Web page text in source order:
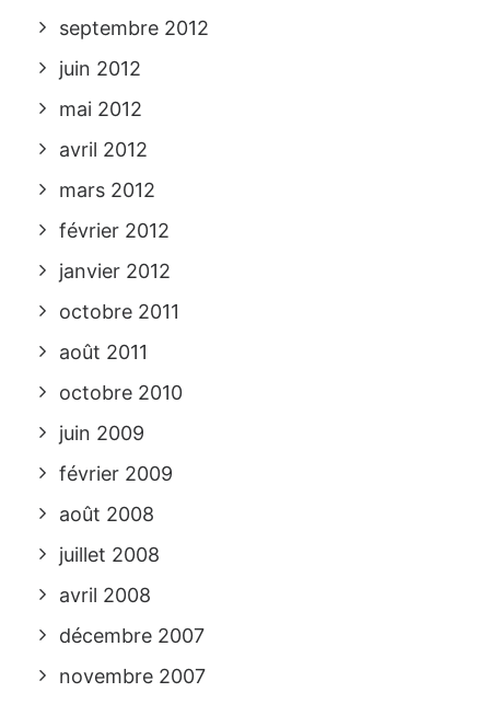
septembre 2012
juin 2012
mai 2012
avril 2012
mars 2012
février 2012
janvier 2012
octobre 2011
août 2011
octobre 2010
juin 2009
février 2009
août 2008
juillet 2008
avril 2008
décembre 2007
novembre 2007